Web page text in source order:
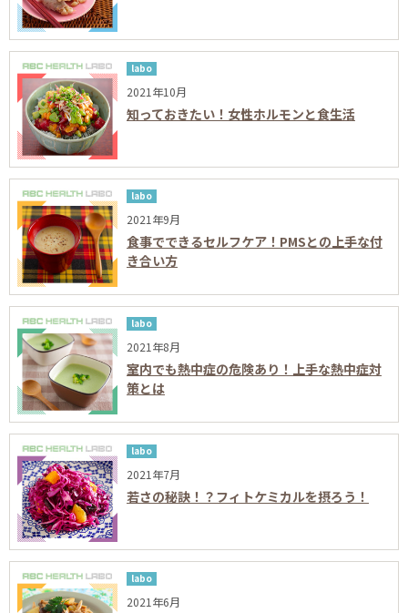
labo
2021年10月
知っておきたい！女性ホルモンと食生活
labo
2021年9月
食事でできるセルフケア！PMSとの上手な付
き合い方
labo
2021年8月
室内でも熱中症の危険あり！上手な熱中症対
策とは
labo
2021年7月
若さの秘訣！？フィトケミカルを摂ろう！
labo
2021年6月